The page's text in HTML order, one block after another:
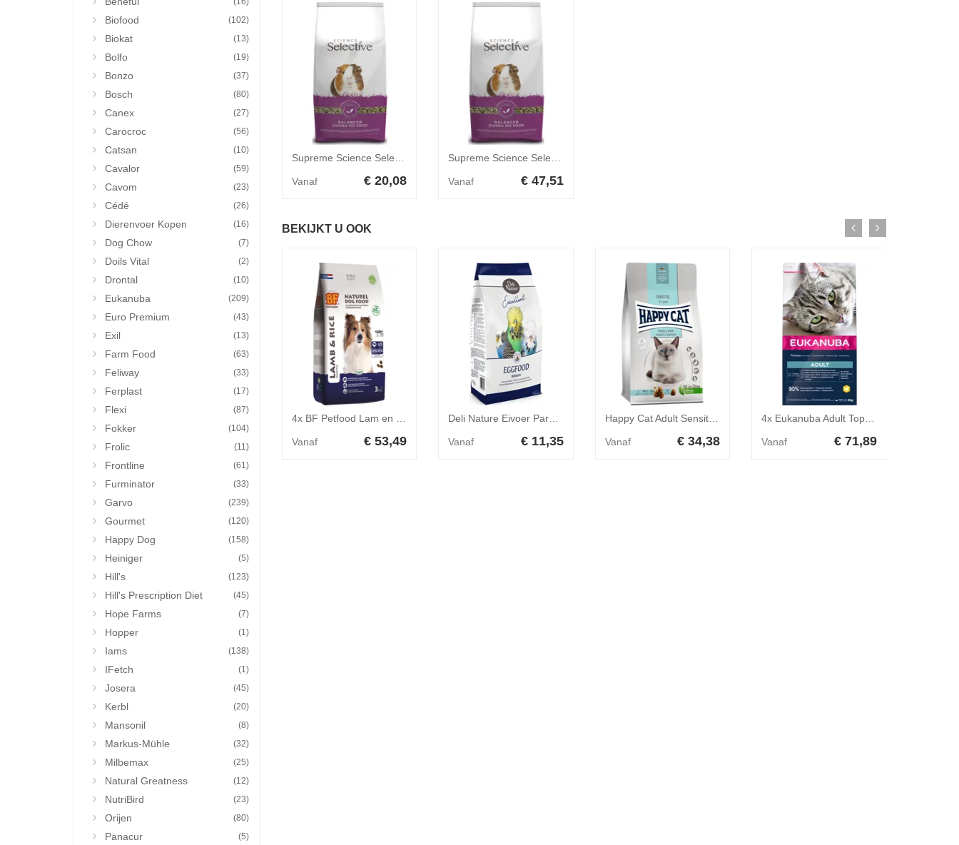
Biofood (102)
Biokat (13)
Bolfo (19)
Bonzo (37)
Bosch (80)
Canex (27)
Carocroc (56)
Catsan (10)
Cavalor (59)
Cavom (23)
Cédé (26)
Dierenvoer Kopen (16)
Dog Chow (7)
Doils Vital (2)
Drontal (10)
Eukanuba (209)
Euro Premium (43)
Exil (13)
Farm Food (63)
Feliway (33)
Ferplast (17)
Flexi (87)
Fokker (104)
Frolic (11)
Frontline (61)
Furminator (33)
Garvo (239)
Gourmet (120)
Happy Dog (158)
Heiniger (5)
Hill's (123)
Hill's Prescription Diet (45)
Hope Farms (7)
Hopper (1)
Iams (138)
IFetch (1)
Josera (45)
Kerbl (20)
Mansonil (8)
Markus-Mühle (32)
Milbemax (25)
Natural Greatness (12)
NutriBird (23)
Orijen (80)
Panacur (5)
Vanaf € 20,08 Vanaf € 47,51
BEKIJKT U OOK
Vanaf € 53,49 Vanaf € 11,35
Happy Cat Adult Sensitive Magen & Darm (maag darm) kattenvoer 2 x 4 kg
Vanaf € 34,38 Vanaf € 71,89